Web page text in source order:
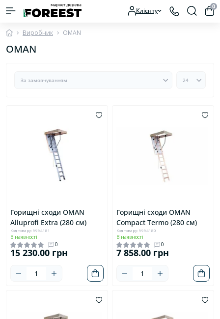
Клієнту 0
Виробник OMAN
OMAN
Горищні сходи OMAN
Alluprofi Extra (280 см)
Код товару: 9994181
В наявності
0
15 230.00 грн
Горищні сходи OMAN
Compact Termo (280 см)
Код товару: 9994180
В наявності
0
7 858.00 грн